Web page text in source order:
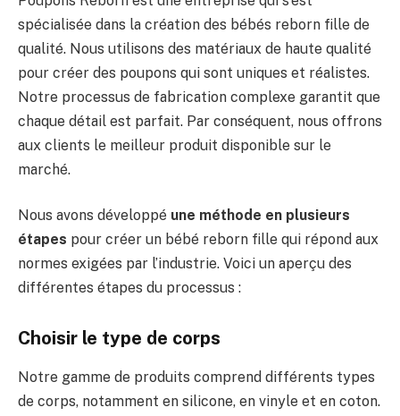
spécialisée dans la création des bébés reborn fille de
qualité. Nous utilisons des matériaux de haute qualité
pour créer des poupons qui sont uniques et réalistes.
Notre processus de fabrication complexe garantit que
chaque détail est parfait. Par conséquent, nous offrons
aux clients le meilleur produit disponible sur le
marché.
Nous avons développé une méthode en plusieurs
étapes pour créer un bébé reborn fille qui répond aux
normes exigées par l’industrie. Voici un aperçu des
différentes étapes du processus :
Choisir le type de corps
Notre gamme de produits comprend différents types
de corps, notamment en silicone, en vinyle et en coton.